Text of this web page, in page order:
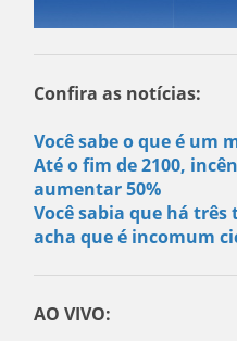
Confira as notícias:
Você sabe o que é um
Até o fim de 2100,
aumentar 50%
Você sabia que há três
acha que é incomum
AO VIVO: